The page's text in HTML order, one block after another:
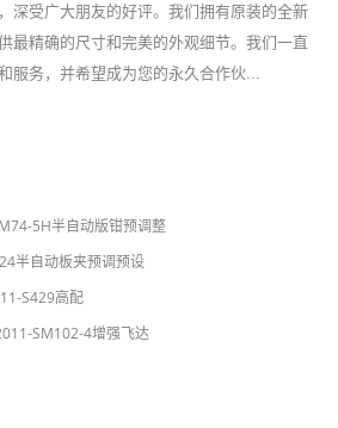
深受广大朋友的好评。我们拥有原装的全新
最精确的尺寸和完美的外观细节。我们一直
服务，并希望成为您的永久合作伙...
5H半自动版钳预调整
半自动板夹预调预设
S429高配
SM102-4增强飞达